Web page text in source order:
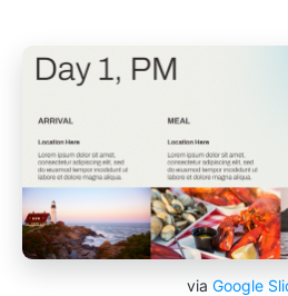
via Google